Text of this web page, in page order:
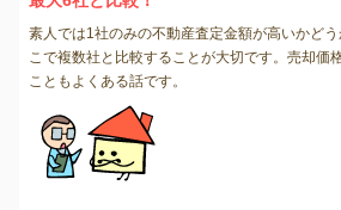
素人では1社のみの不動産査定金額が高いかど
こで複数社と比較することが大切です。売却価
こともよくある話です。